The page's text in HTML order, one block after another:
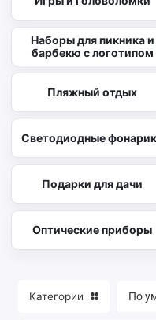
Наборы для пикника и
барбекю с логотипом
Пляжный отдых
Светодиодные
Подарки для дачи
Оптические приборы
Категории